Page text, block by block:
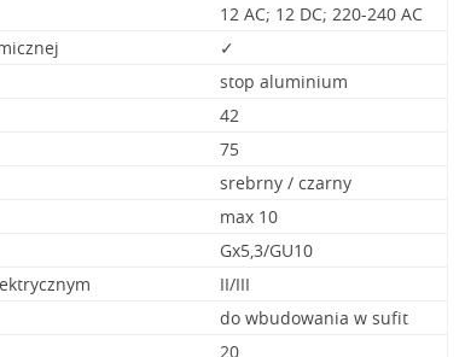
12 AC; 12 DC; 220-240 AC
✓
stop aluminium
42
75
srebrny / czarny
max 10
Gx5,3/GU10
II/III
do wbudowania w sufit
20